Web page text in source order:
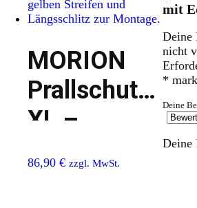
MORION
Prallschutz
XL –
86,90 € zzgl. MwSt.
mit
Deine
nicht
*
Deine
Deine